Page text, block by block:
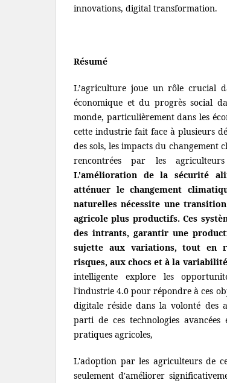
innovations, digital transformation.
Résumé
L’agriculture joue un rôle crucial
économique et du progrès social
monde, particulièrement dans les
cette industrie fait face à plusieurs
des sols, les impacts du changement
rencontrées par les
L'amélioration de la sécurité
atténuer le changement
naturelles nécessite une
agricole plus productifs. Ces
des intrants, garantir une
sujette aux variations, tout en
risques, aux chocs et à la
intelligente explore les
l'industrie 4.0 pour répondre à ces
digitale réside dans la volonté
parti de ces technologies
pratiques agricoles,
L'adoption par les agriculteurs de
seulement d'améliorer